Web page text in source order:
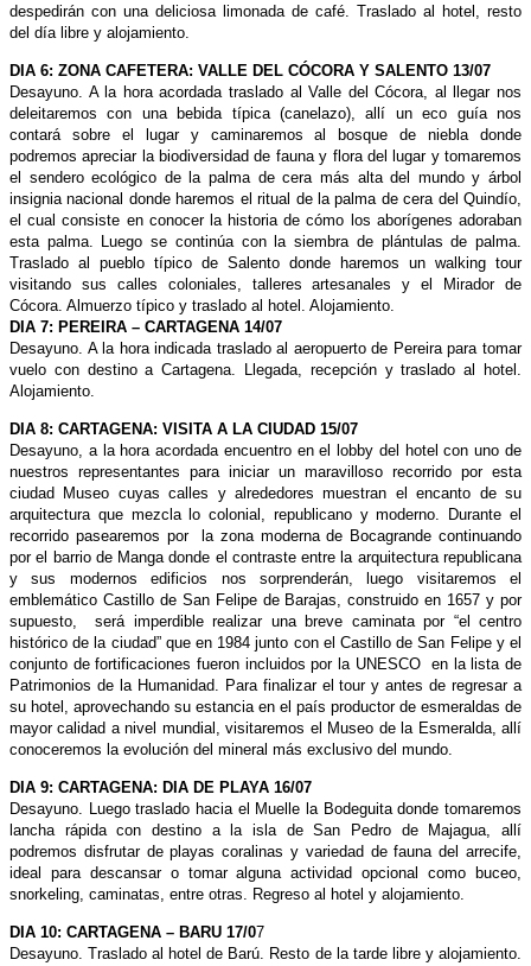
despedirán con una deliciosa limonada de café. Traslado al hotel, resto
del día libre y alojamiento.
DIA 6: ZONA CAFETERA: VALLE DEL CÓCORA Y SALENTO 13/07
Desayuno. A la hora acordada traslado al Valle del Cócora, al llegar nos
deleitaremos con una bebida típica (canelazo), allí un eco guía nos
contará sobre el lugar y caminaremos al bosque de niebla donde
podremos apreciar la biodiversidad de fauna y flora del lugar y tomaremos
el sendero ecológico de la palma de cera más alta del mundo y árbol
insignia nacional donde haremos el ritual de la palma de cera del Quindío,
el cual consiste en conocer la historia de cómo los aborígenes adoraban
esta palma. Luego se continúa con la siembra de plántulas de palma.
Traslado al pueblo típico de Salento donde haremos un walking tour
visitando sus calles coloniales, talleres artesanales y el Mirador de
Cócora. Almuerzo típico y traslado al hotel. Alojamiento.
DIA 7: PEREIRA – CARTAGENA 14/07
Desayuno. A la hora indicada traslado al aeropuerto de Pereira para tomar
vuelo con destino a Cartagena. Llegada, recepción y traslado al hotel.
Alojamiento.
DIA 8: CARTAGENA: VISITA A LA CIUDAD 15/07
Desayuno, a la hora acordada encuentro en el lobby del hotel con uno de
nuestros representantes para iniciar un maravilloso recorrido por esta
ciudad Museo cuyas calles y alrededores muestran el encanto de su
arquitectura que mezcla lo colonial, republicano y moderno. Durante el
recorrido pasearemos por la zona moderna de Bocagrande continuando
por el barrio de Manga donde el contraste entre la arquitectura republicana
y sus modernos edificios nos sorprenderán, luego visitaremos el
emblemático Castillo de San Felipe de Barajas, construido en 1657 y por
supuesto, será imperdible realizar una breve caminata por “el centro
histórico de la ciudad” que en 1984 junto con el Castillo de San Felipe y el
conjunto de fortificaciones fueron incluidos por la UNESCO en la lista de
Patrimonios de la Humanidad. Para finalizar el tour y antes de regresar a
su hotel, aprovechando su estancia en el país productor de esmeraldas de
mayor calidad a nivel mundial, visitaremos el Museo de la Esmeralda, allí
conoceremos la evolución del mineral más exclusivo del mundo.
DIA 9: CARTAGENA: DIA DE PLAYA 16/07
Desayuno. Luego traslado hacia el Muelle la Bodeguita donde tomaremos
lancha rápida con destino a la isla de San Pedro de Majagua, allí
podremos disfrutar de playas coralinas y variedad de fauna del arrecife,
ideal para descansar o tomar alguna actividad opcional como buceo,
snorkeling, caminatas, entre otras. Regreso al hotel y alojamiento.
DIA 10: CARTAGENA – BARU 17/07
Desayuno. Traslado al hotel de Barú. Resto de la tarde libre y alojamiento.